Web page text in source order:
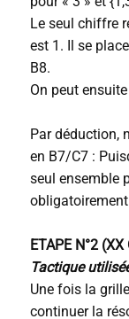
Le seul chiffre
est 1. Il se
B8.
On peut
Par déduction,
en B7/C7 :
seul ensemble
obligatoirement
ETAPE N°2
Tactique
Une fois la
continuer la